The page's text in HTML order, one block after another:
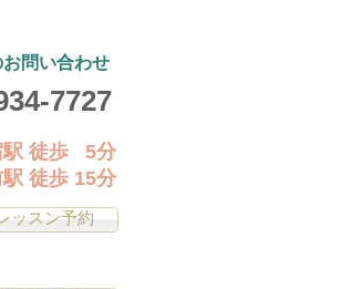
お問い合わせ
7727
駅 徒歩 5分
徒歩 15分
ッスン予約